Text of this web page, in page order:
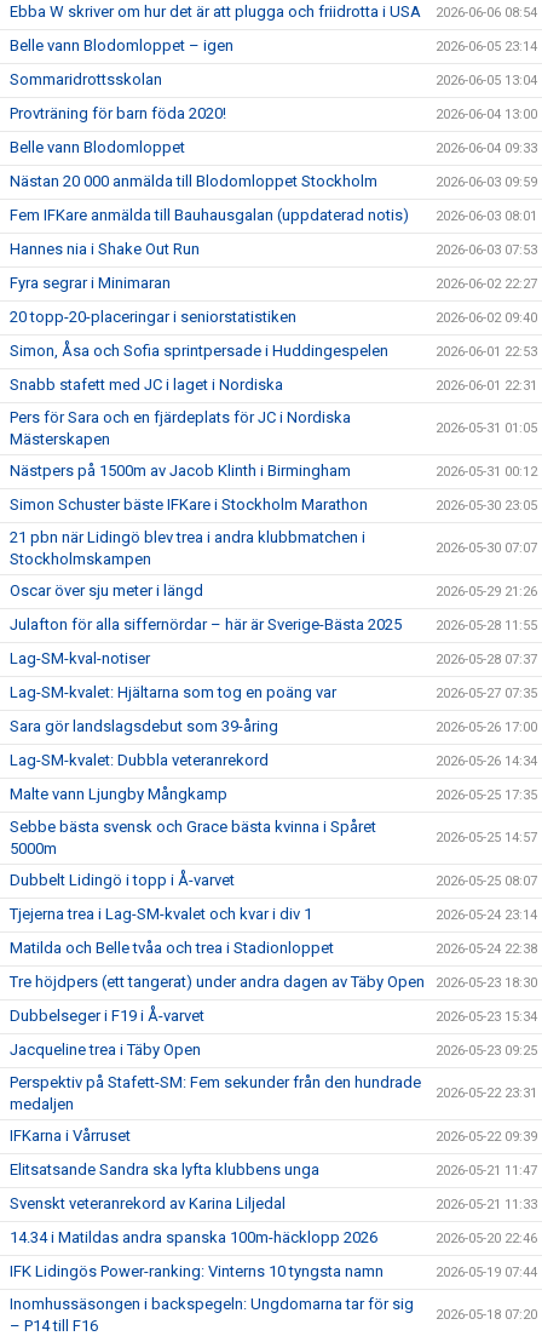
Ebba W skriver om hur det är att plugga och friidrotta i USA 2026-06-06 08:54
Belle vann Blodomloppet – igen 2026-06-05 23:14
Sommaridrottsskolan 2026-06-05 13:04
Provträning för barn föda 2020! 2026-06-04 13:00
Belle vann Blodomloppet 2026-06-04 09:33
Nästan 20 000 anmälda till Blodomloppet Stockholm 2026-06-03 09:59
Fem IFKare anmälda till Bauhausgalan (uppdaterad notis) 2026-06-03 08:01
Hannes nia i Shake Out Run 2026-06-03 07:53
Fyra segrar i Minimaran 2026-06-02 22:27
20 topp-20-placeringar i seniorstatistiken 2026-06-02 09:40
Simon, Åsa och Sofia sprintpersade i Huddingespelen 2026-06-01 22:53
Snabb stafett med JC i laget i Nordiska 2026-06-01 22:31
Pers för Sara och en fjärdeplats för JC i Nordiska
Mästerskapen
2026-05-31 01:05
Nästpers på 1500m av Jacob Klinth i Birmingham 2026-05-31 00:12
Simon Schuster bäste IFKare i Stockholm Marathon 2026-05-30 23:05
21 pbn när Lidingö blev trea i andra klubbmatchen i
Stockholmskampen
2026-05-30 07:07
Oscar över sju meter i längd 2026-05-29 21:26
Julafton för alla siffernördar – här är Sverige-Bästa 2025 2026-05-28 11:55
Lag-SM-kval-notiser 2026-05-28 07:37
Lag-SM-kvalet: Hjältarna som tog en poäng var 2026-05-27 07:35
Sara gör landslagsdebut som 39-åring 2026-05-26 17:00
Lag-SM-kvalet: Dubbla veteranrekord 2026-05-26 14:34
Malte vann Ljungby Mångkamp 2026-05-25 17:35
Sebbe bästa svensk och Grace bästa kvinna i Spåret
5000m
2026-05-25 14:57
Dubbelt Lidingö i topp i Å-varvet 2026-05-25 08:07
Tjejerna trea i Lag-SM-kvalet och kvar i div 1 2026-05-24 23:14
Matilda och Belle tvåa och trea i Stadionloppet 2026-05-24 22:38
Tre höjdpers (ett tangerat) under andra dagen av Täby Open 2026-05-23 18:30
Dubbelseger i F19 i Å-varvet 2026-05-23 15:34
Jacqueline trea i Täby Open 2026-05-23 09:25
Perspektiv på Stafett-SM: Fem sekunder från den hundrade
medaljen
2026-05-22 23:31
IFKarna i Vårruset 2026-05-22 09:39
Elitsatsande Sandra ska lyfta klubbens unga 2026-05-21 11:47
Svenskt veteranrekord av Karina Liljedal 2026-05-21 11:33
14.34 i Matildas andra spanska 100m-häcklopp 2026 2026-05-20 22:46
IFK Lidingös Power-ranking: Vinterns 10 tyngsta namn 2026-05-19 07:44
Inomhussäsongen i backspegeln: Ungdomarna tar för sig
– P14 till F16
2026-05-18 07:20